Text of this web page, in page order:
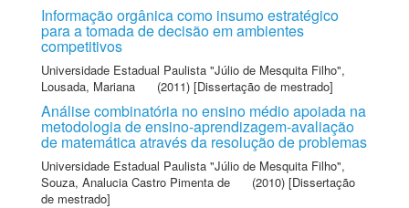
Informação orgânica como insumo estratégico
para a tomada de decisão em ambientes
competitivos
Universidade Estadual Paulista "Júlio de Mesquita Filho",
Lousada, Mariana
(2011) [Dissertação de mestrado]
Análise combinatória no ensino médio apoiada na
metodologia de ensino-aprendizagem-avaliação
de matemática através da resolução de problemas
Universidade Estadual Paulista "Júlio de Mesquita Filho",
Souza, Analucia Castro Pimenta de
(2010) [Dissertação
de mestrado]